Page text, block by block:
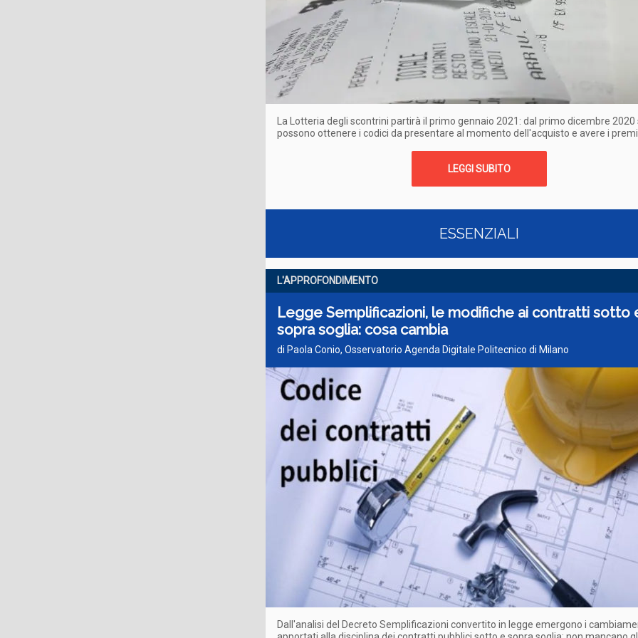
La Lotteria degli scontrini partirà il primo gennaio 2021: dal primo dicembre 2020
possono ottenere i codici da presentare al momento dell'acquisto e avere i premi
LEGGI SUBITO
ESSENZIALI
L'APPROFONDIMENTO
Legge Semplificazioni, le modifiche ai contratti sotto
sopra soglia: cosa cambia
di Paola Conio, Osservatorio Agenda Digitale Politecnico di Milano
Dall'analisi del Decreto Semplificazioni convertito in legge emergono i